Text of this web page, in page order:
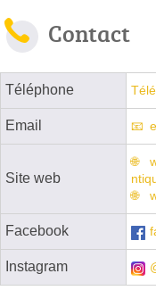
Contact
Téléphone
Email
Site web
Facebook
Instagram